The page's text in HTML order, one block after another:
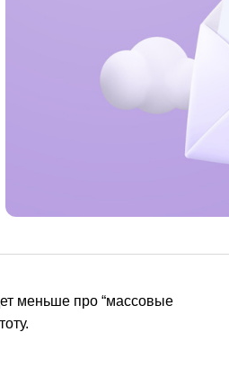
меньше про “массовые